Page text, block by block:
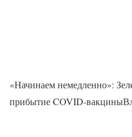
«Начинаем немедленно»:
прибытие COVID-